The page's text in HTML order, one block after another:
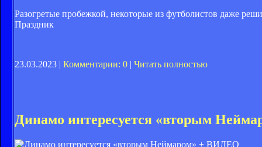
Разогретые пробежкой, некоторые из футболистов даже
Праздник
23.03.2023 | Комментарии: 0 | Читать полностью
Динамо интересуется «вторым